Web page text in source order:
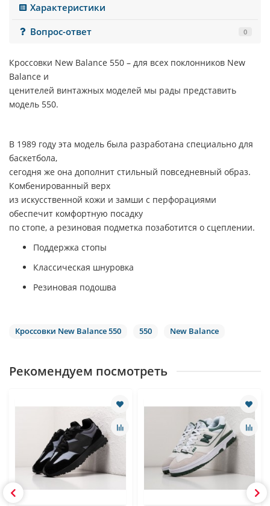
Характеристики
Вопрос-ответ
0
Кроссовки New Balance 550 – для всех поклонников New
Balance и
ценителей винтажных моделей мы рады представить
модель 550.
В 1989 году эта модель была разработана специально для
баскетбола,
сегодня же она дополнит стильный повседневный образ.
Комбенированный верх
из искусственной кожи и замши с перфорациями
обеспечит комфортную посадку
по стопе, а резиновая подметка позаботится о сцеплении.
Поддержка стопы
Классическая шнуровка
Резиновая подошва
Кроссовки New Balance 550 550 New Balance
Рекомендуем посмотреть